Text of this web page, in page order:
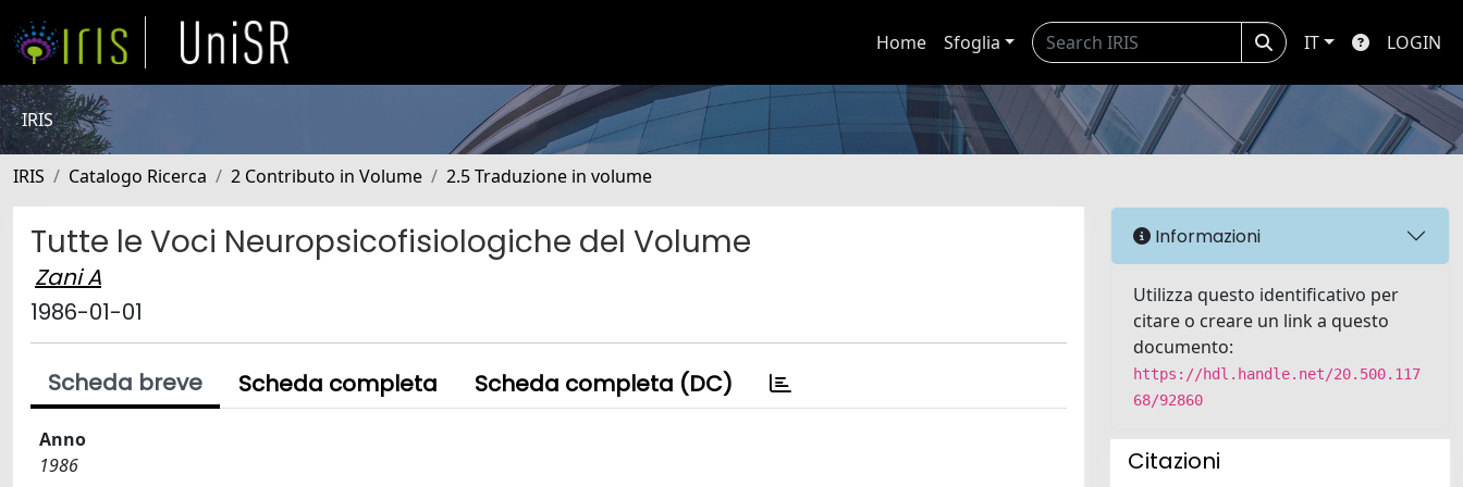
Home Sfoglia IT LOGIN
IRIS
IRIS Catalogo Ricerca 2 Contributo in Volume 2.5 Traduzione in volume
Tutte le Voci Neuropsicofisiologiche del Volume
Zani A
1986-01-01
Scheda breve Scheda completa Scheda completa (DC)
Anno
1986
Informazioni
Utilizza questo identificativo per
citare o creare un link a questo
documento:
https://hdl.handle.net/20.500.117
68/92860
Citazioni